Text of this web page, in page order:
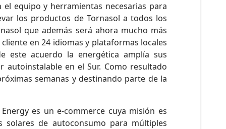
equipo y herramientas necesarias para
los productos de Tornasol a todos los
que además será ahora mucho más
en 24 idiomas y plataformas locales
este acuerdo la energética amplía sus
en el Sur. Como resultado
semanas y destinando parte de la
es un e-commerce cuya misión es
de autoconsumo para múltiples